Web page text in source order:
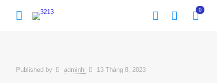
0
Published by adminhl 13 Tháng 8, 2023